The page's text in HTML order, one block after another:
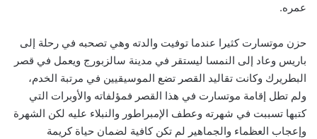
عمره.
حزن موتسارت كثيرا عندما توفيت والدته وهي تصحبه في رحلة إلى
باريس وعاد إلى النمسا ليستقر في مدينة سالزبورج ويعمل في قصر
البطريرك وكانت تقاليد القصر تضع الموسيقيين في مرتبة الخدم،
ولم تطل إقامة موتسارت في هذا القصر فمؤلفاته والأوبرات التي
كتبها تسببت في شهرته وعطف الإمبراطور والنبلاء عليه لكن الشهرة
وإعجاب العظماء والجماهير لم تكن كافية لضمان حياة كريمة